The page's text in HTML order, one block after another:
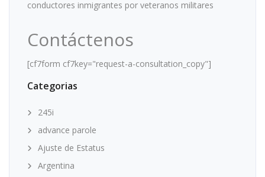
conductores inmigrantes por veteranos militares
Contáctenos
[cf7form cf7key="request-a-consultation_copy"]
Categorias
245i
advance parole
Ajuste de Estatus
Argentina